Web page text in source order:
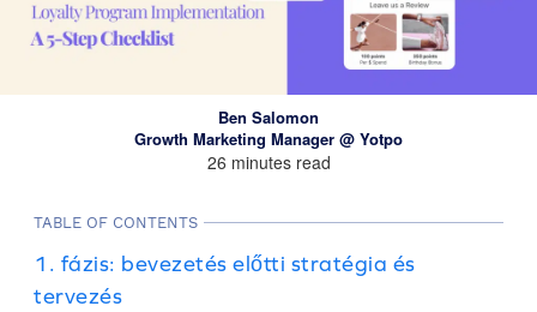
Ben Salomon
Growth Marketing Manager @ Yotpo
26 minutes read
TABLE OF CONTENTS
1. fázis: bevezetés előtti stratégia és
tervezés